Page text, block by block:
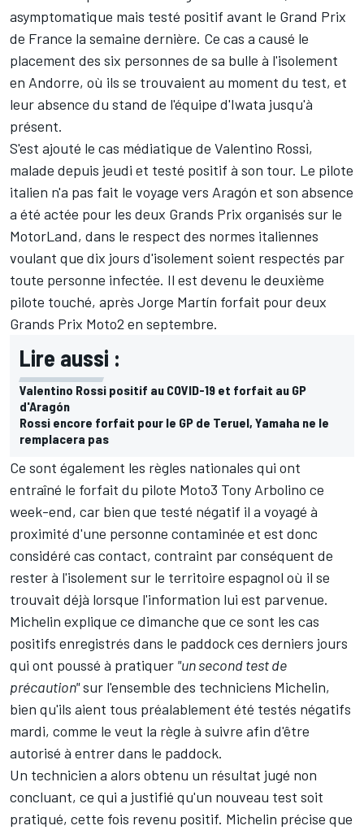
asymptomatique mais testé positif avant le Grand Prix
de France la semaine dernière. Ce cas a causé le
placement des six personnes de sa bulle à l'isolement
en Andorre, où ils se trouvaient au moment du test, et
leur absence du stand de l'équipe d'Iwata jusqu'à
présent.
S'est ajouté le cas médiatique de Valentino Rossi,
malade depuis jeudi et testé positif à son tour. Le pilote
italien n'a pas fait le voyage vers Aragón et son absence
a été actée pour les deux Grands Prix organisés sur le
MotorLand, dans le respect des normes italiennes
voulant que dix jours d'isolement soient respectés par
toute personne infectée. Il est devenu le deuxième
pilote touché, après Jorge Martín forfait pour deux
Grands Prix Moto2 en septembre.
Lire aussi :
Valentino Rossi positif au COVID-19 et forfait au GP
d'Aragón
Rossi encore forfait pour le GP de Teruel, Yamaha ne le
remplacera pas
Ce sont également les règles nationales qui ont
entraîné le forfait du pilote Moto3 Tony Arbolino ce
week-end, car bien que testé négatif il a voyagé à
proximité d'une personne contaminée et est donc
considéré cas contact, contraint par conséquent de
rester à l'isolement sur le territoire espagnol où il se
trouvait déjà lorsque l'information lui est parvenue.
Michelin explique ce dimanche que ce sont les cas
positifs enregistrés dans le paddock ces derniers jours
qui ont poussé à pratiquer "un second test de
précaution"sur l'ensemble des techniciens Michelin,
bien qu'ils aient tous préalablement été testés négatifs
mardi, comme le veut la règle à suivre afin d'être
autorisé à entrer dans le paddock.
Un technicien a alors obtenu un résultat jugé non
concluant, ce qui a justifié qu'un nouveau test soit
pratiqué, cette fois revenu positif. Michelin précise que